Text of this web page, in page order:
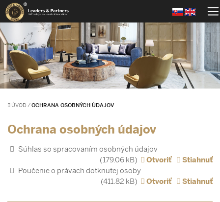
ÚVOD /OCHRANA OSOBNÝCH ÚDAJOV
Ochrana osobných údajov
Súhlas so spracovaním osobných údajov
(179.06 kB)
Otvoriť
Stiahnuť
Poučenie o právach dotknutej osoby
(411.82 kB)
Otvoriť Stiahnuť